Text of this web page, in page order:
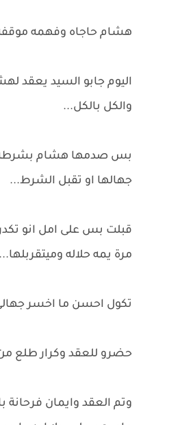
هشام حاجاه وفهمه
اليوم جابو السيد يعقد
والكل بالكل...
بس صدمها هشام بشرطه
جهالها او تقبل الشرط...
قبلت بس على امل انو
مرة يمه حلاله وميتقربلها...
تكول احسن ما اخسر
حضرو للعقد وكرار طلع
وتم العقد وايمان